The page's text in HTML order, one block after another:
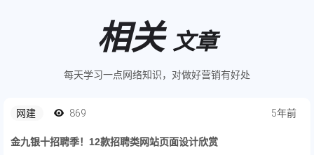
相关 文章
每天学习一点网络知识，对做好营销有好处
网建 869 5年前
金九银十招聘季！12款招聘类网站页面设计欣赏